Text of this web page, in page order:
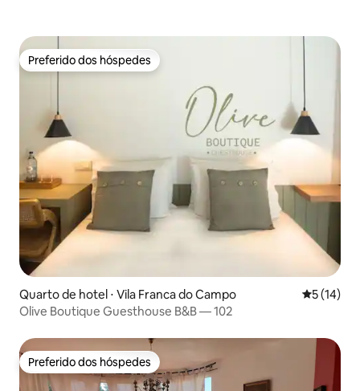
Preferido dos hóspedes
Preferido dos hóspedes
Quarto de hotel ⋅ Vila Franca do Campo 5 de uma
5 (14)
Olive Boutique Guesthouse B&B — 102
Preferido dos hóspedes
Preferido dos hóspedes